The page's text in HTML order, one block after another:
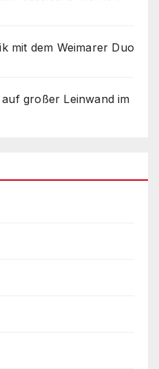
mit dem Weimarer Duo
großer Leinwand im